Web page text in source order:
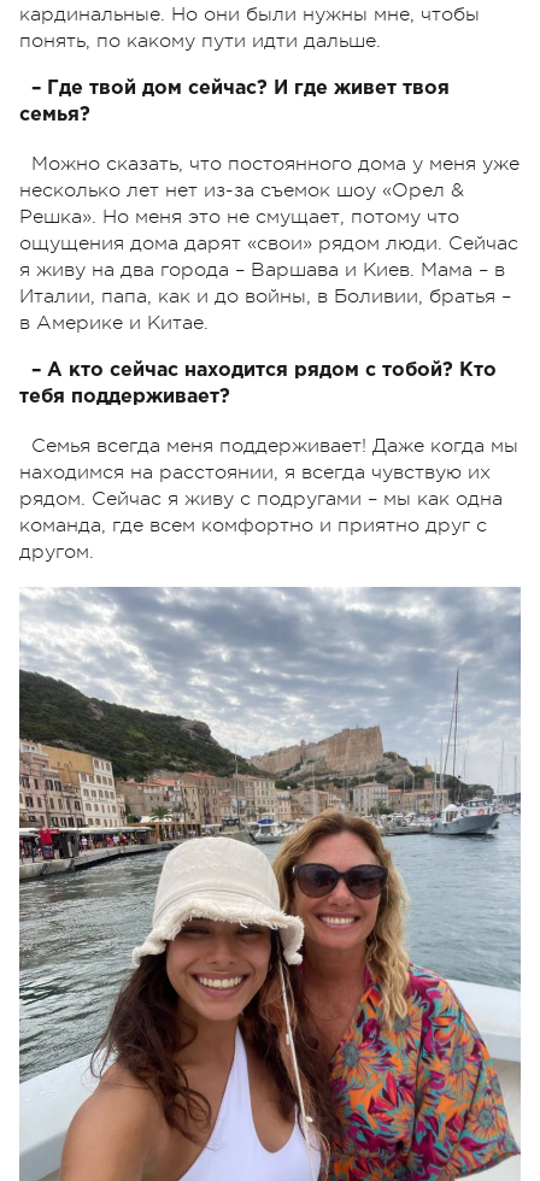
кардинальные. Но они были нужны мне, чтобы
понять, по какому пути идти дальше.
– Где твой дом сейчас? И где живет твоя
семья?
Можно сказать, что постоянного дома у меня уже
несколько лет нет из-за съемок шоу «Орел &
Решка». Но меня это не смущает, потому что
ощущения дома дарят «свои» рядом люди. Сейчас
я живу на два города – Варшава и Киев. Мама – в
Италии, папа, как и до войны, в Боливии, братья –
в Америке и Китае.
– А кто сейчас находится рядом с тобой? Кто
тебя поддерживает?
Семья всегда меня поддерживает! Даже когда мы
находимся на расстоянии, я всегда чувствую их
рядом. Сейчас я живу с подругами – мы как одна
команда, где всем комфортно и приятно друг с
другом.